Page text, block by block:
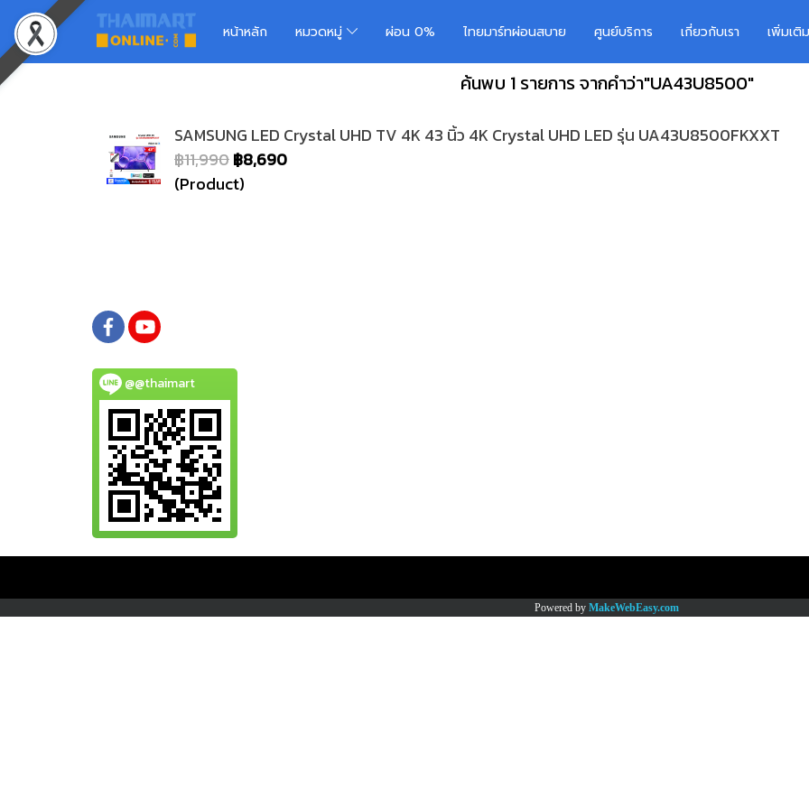
หน้าหลัก หมวดหมู่ ผ่อน 0% ไทยมาร์ทผ่อนสบาย ศูนย์บริการ เกี่ยวกับเรา เพิ่มเ
ค้นพบ 1 รายการ จากคำว่า"UA43U8500"
SAMSUNG LED Crystal UHD TV 4K 43 นิ้ว 4K Crystal UHD LED รุ่น UA43U8500FKXXT
฿11,990฿8,690
(Product)
@@thaimart
Powered by MakeWebEasy.com